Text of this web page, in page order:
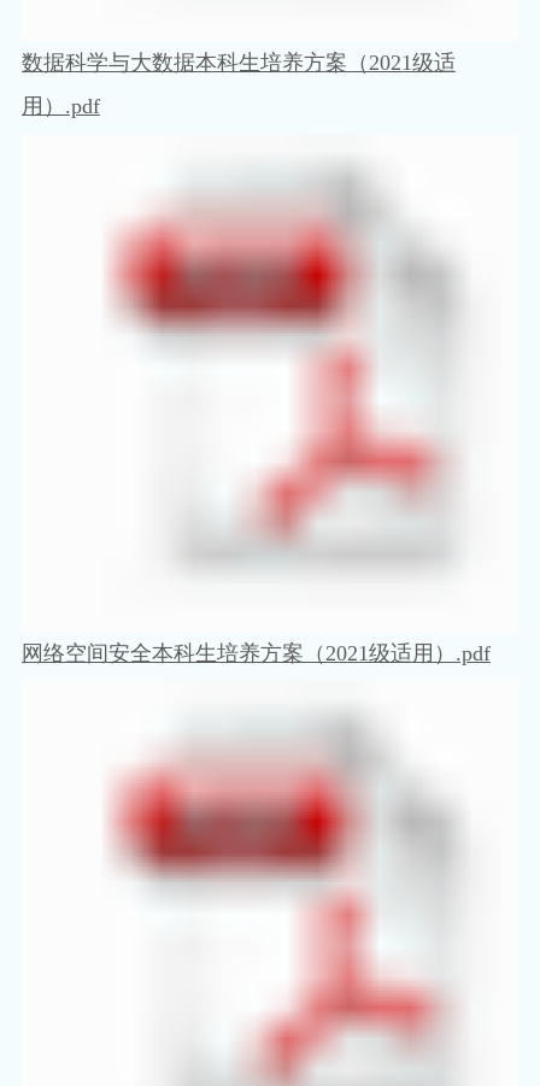
数据科学与大数据本科生培养方案（2021级适
用）.pdf
网络空间安全本科生培养方案（2021级适用）.pdf